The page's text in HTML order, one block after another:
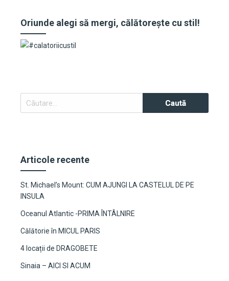
Oriunde alegi să mergi, călătorește cu stil!
Caută
după:
Articole recente
St. Michael’s Mount: CUM AJUNGI LA CASTELUL DE PE
INSULA
Oceanul Atlantic -PRIMA ÎNTÂLNIRE
Călătorie în MICUL PARIS
4 locații de DRAGOBETE
Sinaia – AICI SI ACUM